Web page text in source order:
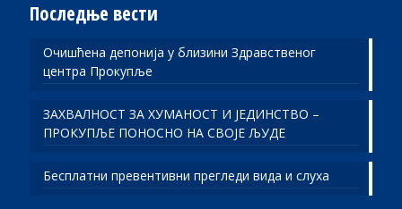
Последње вести
Очишћена депонија у близини Здравственог
центра Прокупље
ЗАХВАЛНОСТ ЗА ХУМАНОСТ И ЈЕДИНСТВО –
ПРОКУПЉЕ ПОНОСНО НА СВОЈЕ ЉУДЕ
Бесплатни превентивни прегледи вида и слуха